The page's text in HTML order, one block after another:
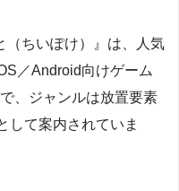
（ちいぽけ）』は、人気
／Android向けゲーム
、ジャンルは放置要素
して案内されていま